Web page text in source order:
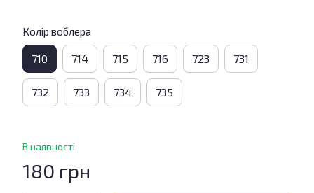
Колір воблера
710 714 715 716 723 731
732 733 734 735
В наявності
180 грн